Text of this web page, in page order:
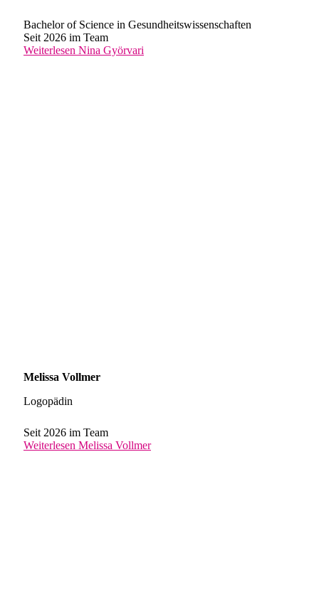
Bachelor of Science in Gesundheitswissenschaften
Seit 2026 im Team
Weiterlesen Nina Györvari
Melissa Vollmer
Logopädin
Seit 2026 im Team
Weiterlesen Melissa Vollmer